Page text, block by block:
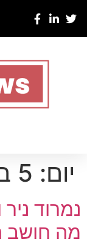
יום: 5 בפברואר 2025
נמרוד
מה חושב